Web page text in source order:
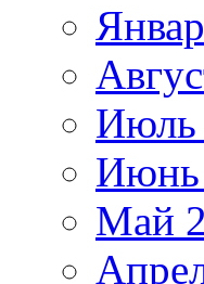
Июль
Июнь
Май